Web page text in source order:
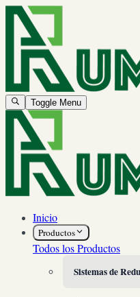
Toggle Menu
Inicio
Productos
Todos los Productos
Sistemas de